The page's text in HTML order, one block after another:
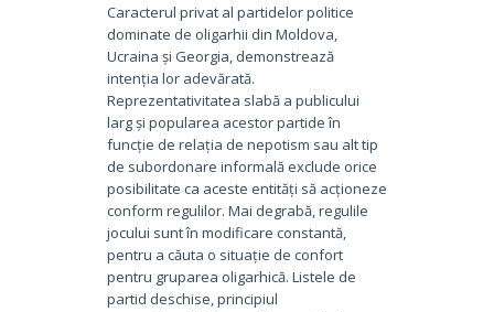
Caracterul privat al partidelor politice
dominate de oligarhii din Moldova,
Ucraina și Georgia, demonstrează
intenția lor adevărată.
Reprezentativitatea slabă a publicului
larg și popularea acestor partide în
funcție de relația de nepotism sau alt tip
de subordonare informală exclude orice
posibilitate ca aceste entități să acționeze
conform regulilor. Mai degrabă, regulile
jocului sunt în modificare constantă,
pentru a căuta o situație de confort
pentru gruparea oligarhică. Listele de
partid deschise, principiul